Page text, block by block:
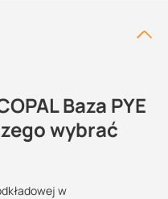
Baza PYE
wybrać
w